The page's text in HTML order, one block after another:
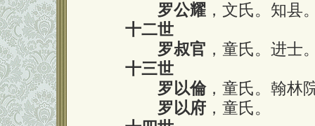
罗公耀 ，文氏。知县
十二世
罗叔官 ，童氏。进士
十三世
罗以倫，童氏。翰林
罗以府 ，童氏。